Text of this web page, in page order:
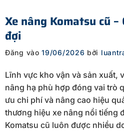
Xe nâng Komatsu cũ
đợi
Đăng vào19/06/2026 bởi
Lĩnh vực kho vận và sản xuất,
nâng hạ phù hợp đóng vai trò
ưu chi phí và nâng cao hiệu
thương hiệu xe nâng nổi tiếng
Komatsu cũ luôn được nhiều